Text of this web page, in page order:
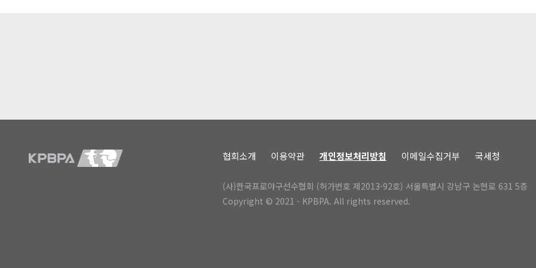
협회소개 이용약관 개인정보처리방침 이메일수집거부 국세청
(사)한국프로야구선수협회 (허가번호 제2013-92호) 서울특별시 강남구 논현로 631 5층
Copyright © 2021 - KPBPA. All rights reserved.